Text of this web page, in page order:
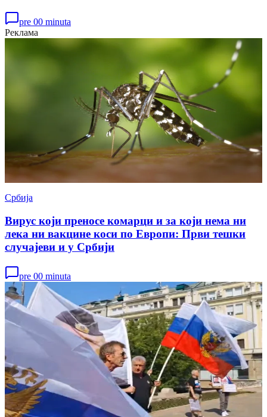
pre 00 minuta
Реклама
Србија
Вирус који преносе комарци и за који нема ни
лека ни вакцине коси по Европи: Први тешки
случајеви и у Србији
pre 00 minuta